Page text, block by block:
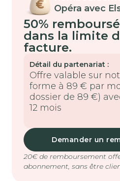
Opéra avec
50%
dans la limite
facture.
Détail du partenariat :
Offre valable sur
forme à 89 € par
dossier de 89 €)
12 mois
Demander un
20€ de remboursement
abonnement, sans être